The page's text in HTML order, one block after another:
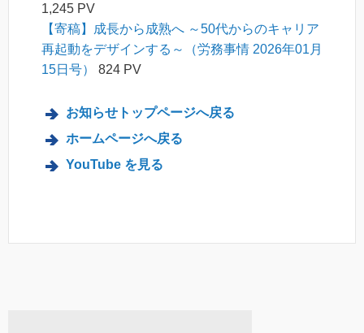
1,245 PV
【寄稿】成長から成熟へ ～50代からのキャリア
再起動をデザインする～（労務事情 2026年01月
15日号）
824 PV
お知らせトップページへ戻る
ホームページへ戻る
YouTube を見る